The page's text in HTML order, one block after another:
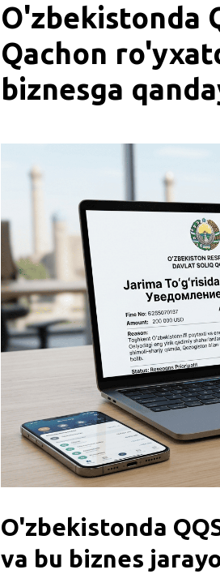
O'zbekistonda
Qachon
biznesga
O'zbekistonda
va bu biznes